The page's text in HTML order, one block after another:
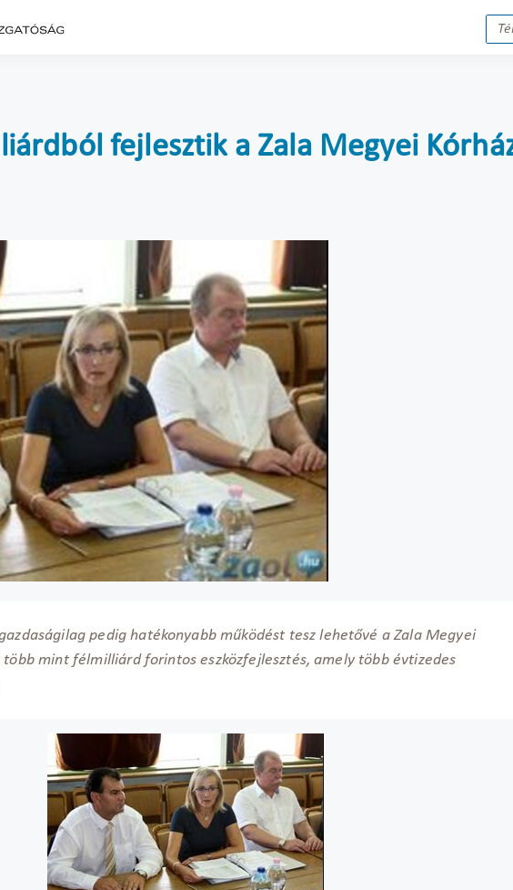
fejlesztik a Zala Megyei
pedig hatékonyabb működést tesz lehetővé a Zala Megyei
mint félmilliárd forintos eszközfejlesztés, amely több évtizedes